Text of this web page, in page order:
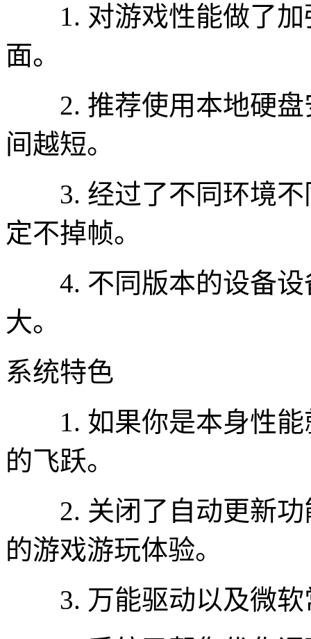
1. 对游戏性能做了加
面。
2. 推荐使用本地硬盘
间越短。
3. 经过了不同环境不
定不掉帧。
4. 不同版本的设备设
大。
系统特色
1. 如果你是本身性能
的飞跃。
2. 关闭了自动更新功
的游戏游玩体验。
3. 万能驱动以及微软